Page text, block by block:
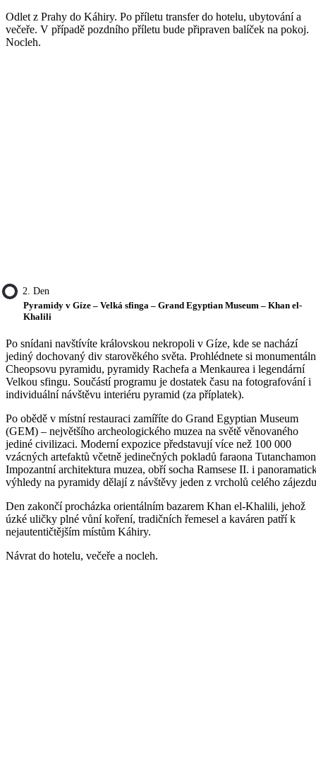
Odlet z Prahy do Káhiry. Po příletu transfer do hotelu, ubytování a
večeře. V případě pozdního příletu bude připraven balíček na pokoj.
Nocleh.
2. Den
Pyramidy v Gíze – Velká sfinga – Grand Egyptian Museum – Khan el-
Khalili
Po snídani navštívíte královskou nekropoli v Gíze, kde se nachází
jediný dochovaný div starověkého světa. Prohlédnete si
Cheopsovu pyramidu, pyramidy Rachefa a Menkaurea i legendární
Velkou sfingu. Součástí programu je dostatek času na fotografování i
individuální návštěvu interiéru pyramid (za příplatek).
Po obědě v místní restauraci zamíříte do Grand Egyptian Museum
(GEM) – největšího archeologického muzea na světě věnovaného
jediné civilizaci. Moderní expozice představují více než 100 000
vzácných artefaktů včetně jedinečných pokladů faraona
Impozantní architektura muzea, obří socha Ramsese II. i
výhledy na pyramidy dělají z návštěvy jeden z vrcholů celého
Den zakončí procházka orientálním bazarem Khan el-Khalili, jehož
úzké uličky plné vůní koření, tradičních řemesel a kaváren patří k
nejautentičtějším místům Káhiry.
Návrat do hotelu, večeře a nocleh.